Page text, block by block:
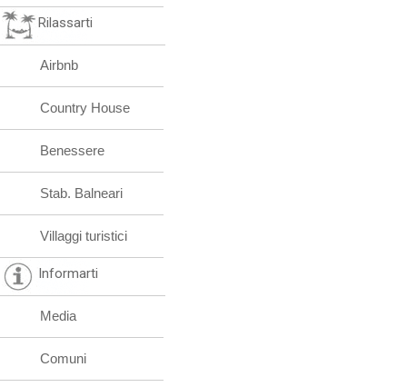
Rilassarti
Airbnb
Country House
Benessere
Stab. Balneari
Villaggi turistici
Informarti
Media
Comuni